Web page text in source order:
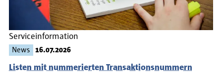
Serviceinformation
News 16.07.2026
Listen mit nummerierten Transaktionsnummern